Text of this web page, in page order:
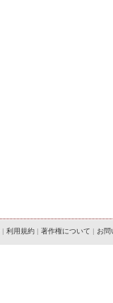
| 利用規約 | 著作権について | お問